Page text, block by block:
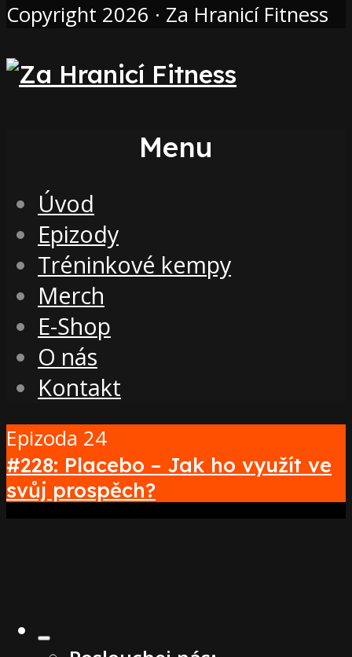
Copyright 2026 · Za Hranicí Fitness
Menu
Úvod
Epizody
Tréninkové kempy
Merch
E-Shop
O nás
Kontakt
Epizoda 24
#228: Placebo – Jak ho využít ve
svůj prospěch?